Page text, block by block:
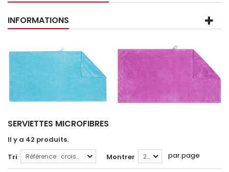
INFORMATIONS
SERVIETTES MICROFIBRES
Il y a 42 produits.
Tri
Référence : croissante Montrer 24 par page